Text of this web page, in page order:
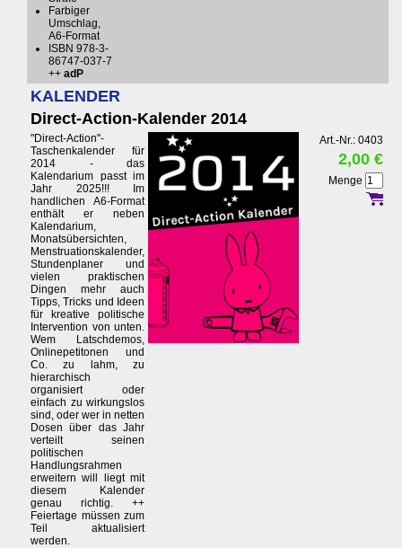
Farbiger
Umschlag,
A6-Format
ISBN 978-3-
86747-037-7
++ adP
KALENDER
Direct-Action-Kalender 2014
"Direct-Action"-
Taschenkalender für
2014 - das
Kalendarium passt im
Jahr 2025!!! Im
handlichen A6-Format
enthält er neben
Kalendarium,
Monatsübersichten,
Menstruationskalender,
Stundenplaner und
vielen praktischen
Dingen mehr auch
Tipps, Tricks und Ideen
für kreative politische
Intervention von unten.
Wem Latschdemos,
Onlinepetitonen und
Co. zu lahm, zu
hierarchisch
organisiert oder
einfach zu wirkungslos
sind, oder wer in netten
Dosen über das Jahr
verteilt seinen
politischen
Handlungsrahmen
erweitern will liegt mit
diesem Kalender
genau richtig. ++
Feiertage müssen zum
Teil aktualisiert
werden.
Art.-Nr.: 0403
2,00 €
Menge